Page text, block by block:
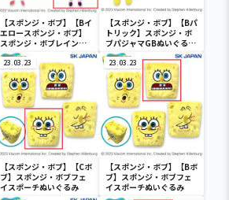
【スポンジ・ボブ】【Bイ
エロースポンジ・ボブ】
スポンジ・ボブレインボ
ーGBぬいぐるみ
【スポンジ・ボブ】【Bパ
トリック】スポンジ・ボ
ブパジャマGBぬいぐるみ
2
23.03.23
【スポンジ・ボブ】【Cボ
ブ】スポンジ・ボブフェ
イスポーチぬいぐるみ
23.03.23
【スポンジ・ボブ】【Bボ
ブ】スポンジ・ボブフェ
イスポーチぬいぐるみ